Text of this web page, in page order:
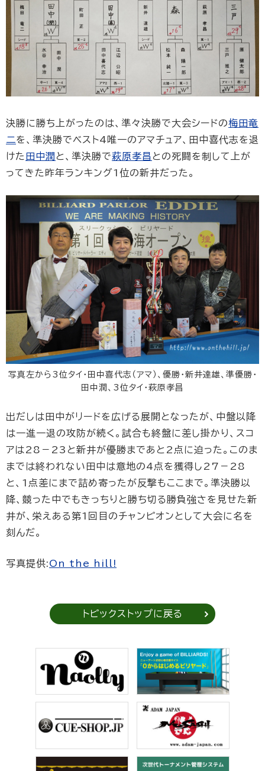
決勝に勝ち上がったのは、準々決勝で大会シードの梅田竜
二を、準決勝でベスト4唯一のアマチュア、田中喜代志を退
けた 田中潤 と、準決勝で萩原孝昌 との死闘を制して上が
ってきた昨年ランキング1位の新井だった。
写真左から3位タイ・田中喜代志（アマ）、優勝・新井達雄、準優勝・
田中潤、3位タイ・萩原孝昌
出だしは田中がリードを広げる展開となったが、中盤以降
は一進一退の攻防が続く。試合も終盤に差し掛かり、スコ
アは28－23と新井が優勝まであと2点に迫った。このま
までは終われない田中は意地の4点を獲得し27－28
と、1点差にまで詰め寄ったが反撃もここまで。準決勝以
降、競った中でもきっちりと勝ち切る勝負強さを見せた新
井が、栄えある第1回目のチャンピオンとして大会に名を
刻んだ。
写真提供:On the hill!
トピックストップに戻る